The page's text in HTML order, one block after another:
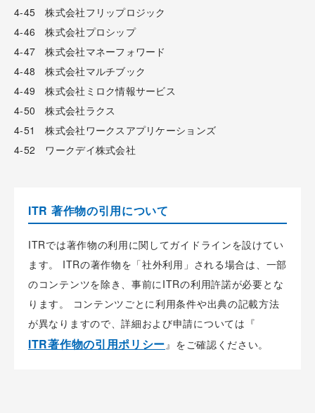
4-45 株式会社フリップロジック
4-46 株式会社プロシップ
4-47 株式会社マネーフォワード
4-48 株式会社マルチブック
4-49 株式会社ミロク情報サービス
4-50 株式会社ラクス
4-51 株式会社ワークスアプリケーションズ
4-52 ワークデイ株式会社
ITR 著作物の引用について
ITRでは著作物の利用に関してガイドラインを設けてい
ます。 ITRの著作物を「社外利用」される場合は、一部
のコンテンツを除き、事前にITRの利用許諾が必要とな
ります。 コンテンツごとに利用条件や出典の記載方法
が異なりますので、詳細および申請については『
ITR著作物の引用ポリシー 』をご確認ください。